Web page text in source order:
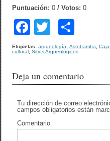
Puntuación:0 / Votos:0
F
a
c
e
b
o
o
T
wi
tt
er
o
m
p
ar
tir
Etiquetas:arqueología ,Astobamba ,
cultural ,Sitios Arqueológicos
Deja un comentario
Tu dirección de correo
campos obligatorios están
Comentario